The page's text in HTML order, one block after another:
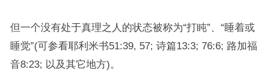
但一个没有处于真理之人的状态被称为“打盹”、“睡着或
睡觉”(可参看耶利米书51:39, 57; 诗篇13:3; 76:6; 路加福
音8:23; 以及其它地方)。